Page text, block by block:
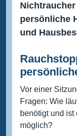
persönliche
und
Vor einer
Fragen: Wie
benötigt und
möglich?